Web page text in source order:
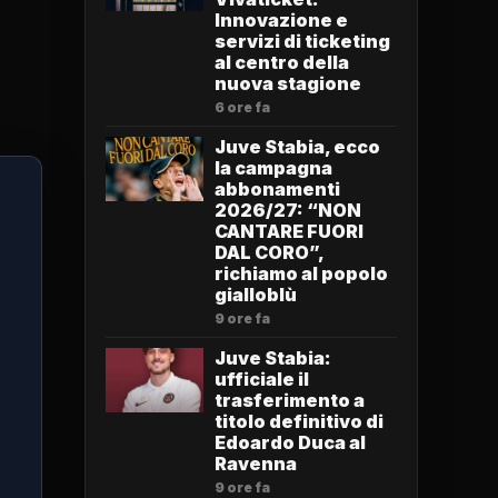
Innovazione e
servizi di ticketing
al centro della
nuova stagione
6 ore fa
Juve Stabia, ecco
la campagna
abbonamenti
2026/27: “NON
CANTARE FUORI
DAL CORO”,
richiamo al popolo
gialloblù
9 ore fa
Juve Stabia:
ufficiale il
trasferimento a
titolo definitivo di
Edoardo Duca al
Ravenna
9 ore fa